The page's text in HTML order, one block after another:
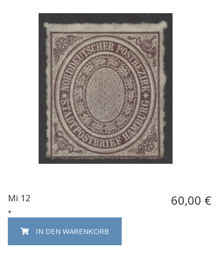
Mi 12 60,00 €
*
IN DEN WARENKORB